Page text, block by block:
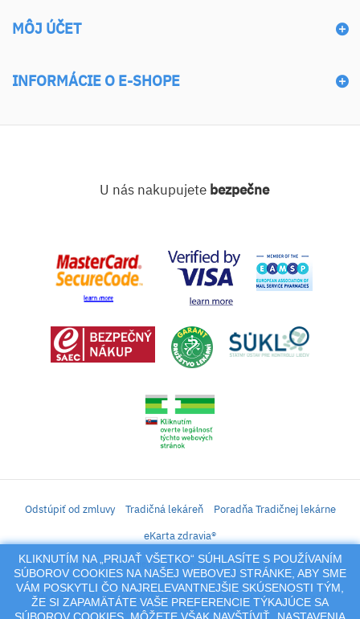
MÔJ ÚČET
INFORMÁCIE O E-SHOPE
KLIKNUTÍM NA „PRIJAŤ VŠETKO“ SÚHLASÍTE S POUŽÍVANÍM
SÚBOROV COOKIES NA NAŠEJ WEBOVEJ STRÁNKE, ABY SME
VÁM POSKYTLI ČO NAJRELEVANTNEJŠIE SKÚSENOSTI TÝM,
ŽE SI ZAPAMÄTÁTE VAŠE PREFERENCIE TÝKAJÚCE SA
U nás nakupujete bezpečne
Odstúpiť od zmluvy Tradičná lekáreň
Poradňa Tradičnej lekárne
eKarta zdravia®
iLekáreň – Zásielkový predaj liekov, vitamínov, výživových doplnkov, prípravkov s
liečivým účinkom a kozmetiky. Elektronické zaslanie receptu.
Na tento portál sa vzťahujú autorské práva a akákoľvek jeho reprodukcia
(používanie, kopírovanie, šírenie a pod.),